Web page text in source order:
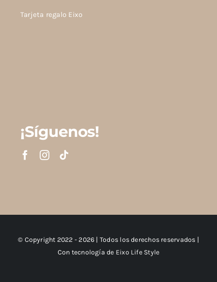
Tarjeta regalo Eixo
¡Síguenos!
© Copyright 2022 - 2026 | Todos los derechos reservados |
Con tecnología de Eixo Life Style